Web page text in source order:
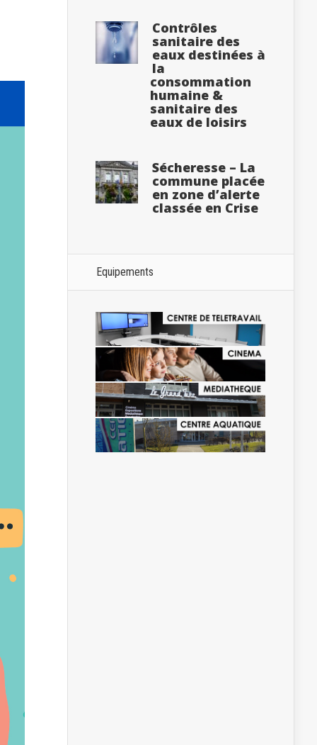
Contrôles
sanitaire des
eaux destinées à
la
consommation
humaine &
sanitaire des
eaux de loisirs
Sécheresse – La
commune placée
en zone d’alerte
classée en Crise
Equipements